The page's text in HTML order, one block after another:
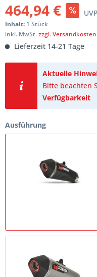
464,94 €
Inhalt: 1 Stück
inkl. MwSt.zzgl. Versandkosten
Lieferzeit 14-21 Tage
Aktuelle
Bitte beachten
Verfügbarkeit
Ausführung